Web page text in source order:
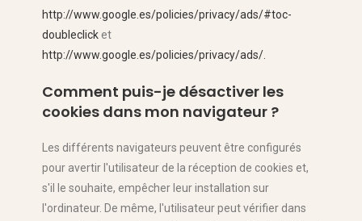
http://www.google.es/policies/privacy/ads/#toc-
doubleclicket
http://www.google.es/policies/privacy/ads/.
Comment puis-je désactiver les
cookies dans mon navigateur ?
Les différents navigateurs peuvent être configurés
pour avertir l'utilisateur de la réception de cookies et,
s'il le souhaite, empêcher leur installation sur
l'ordinateur. De même, l'utilisateur peut vérifier dans